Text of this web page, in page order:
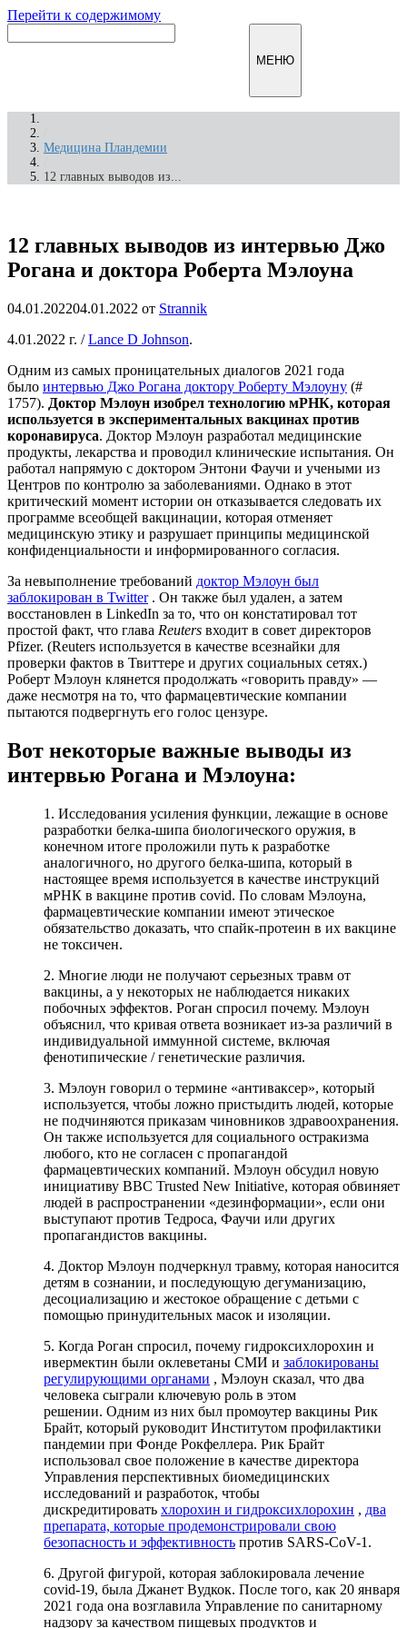
Перейти к содержимому
МЕНЮ
Медицина Пландемии
12 главных выводов из...
12 главных выводов из интервью Джо
Рогана и доктора Роберта Мэлоуна
04.01.202204.01.2022 от Strannik
4.01.2022 г. /Lance D Johnson.
Одним из самых проницательных диалогов 2021 года
было интервью Джо Рогана доктору Роберту Мэлоуну (#
1757). Доктор Мэлоун изобрел технологию мРНК, которая
используется в экспериментальных вакцинах против
коронавируса. Доктор Мэлоун разработал медицинские
продукты, лекарства и проводил клинические испытания. Он
работал напрямую с доктором Энтони Фаучи и учеными из
Центров по контролю за заболеваниями. Однако в этот
критический момент истории он отказывается следовать их
программе всеобщей вакцинации, которая отменяет
медицинскую этику и разрушает принципы медицинской
конфиденциальности и информированного согласия.
За невыполнение требований доктор Мэлоун был
заблокирован в Twitter. Он также был удален, а затем
восстановлен в LinkedIn за то, что он констатировал тот
простой факт, что глава Reuters входит в совет директоров
Pfizer. (Reuters используется в качестве всезнайки для
проверки фактов в Твиттере и других социальных сетях.)
Роберт Мэлоун клянется продолжать «говорить правду» —
даже несмотря на то, что фармацевтические компании
пытаются подвергнуть его голос цензуре.
Вот некоторые важные выводы из
интервью Рогана и Мэлоуна:
1. Исследования усиления функции, лежащие в основе
разработки белка-шипа биологического оружия, в
конечном итоге проложили путь к разработке
аналогичного, но другого белка-шипа, который в
настоящее время используется в качестве инструкций
мРНК в вакцине против covid. По словам Мэлоуна,
фармацевтические компании имеют этическое
обязательство доказать, что спайк-протеин в их вакцине
не токсичен.
2. Многие люди не получают серьезных травм от
вакцины, а у некоторых не наблюдается никаких
побочных эффектов. Роган спросил почему. Мэлоун
объяснил, что кривая ответа возникает из-за различий в
индивидуальной иммунной системе, включая
фенотипические / генетические различия.
3. Мэлоун говорил о термине «антиваксер», который
используется, чтобы ложно пристыдить людей, которые
не подчиняются приказам чиновников здравоохранения.
Он также используется для социального остракизма
любого, кто не согласен с пропагандой
фармацевтических компаний. Мэлоун обсудил новую
инициативу BBC Trusted New Initiative, которая обвиняет
людей в распространении «дезинформации», если они
выступают против Тедроса, Фаучи или других
пропагандистов вакцины.
4. Доктор Мэлоун подчеркнул травму, которая наносится
детям в сознании, и последующую дегуманизацию,
десоциализацию и жестокое обращение с детьми с
помощью принудительных масок и изоляции.
5. Когда Роган спросил, почему гидроксихлорохин и
ивермектин были оклеветаны СМИ и заблокированы
регулирующими органами , Мэлоун сказал, что два
человека сыграли ключевую роль в этом
решении. Одним из них был промоутер вакцины Рик
Брайт, который руководит Институтом профилактики
пандемии при Фонде Рокфеллера. Рик Брайт
использовал свое положение в качестве директора
Управления перспективных биомедицинских
исследований и разработок, чтобы
дискредитировать хлорохин и гидроксихлорохин , два
препарата, которые продемонстрировали свою
безопасность и эффективность против SARS-CoV-1.
6. Другой фигурой, которая заблокировала лечение
covid-19, была Джанет Вудкок. После того, как 20 января
2021 года она возглавила Управление по санитарному
надзору за качеством пищевых продуктов и